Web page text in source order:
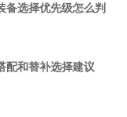
备选择优先级怎么判
配和替补选择建议